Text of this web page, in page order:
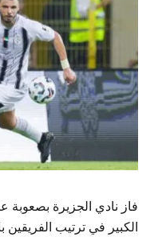
فاز نادي الجزيرة
الكبير في ترتيب الفريقين